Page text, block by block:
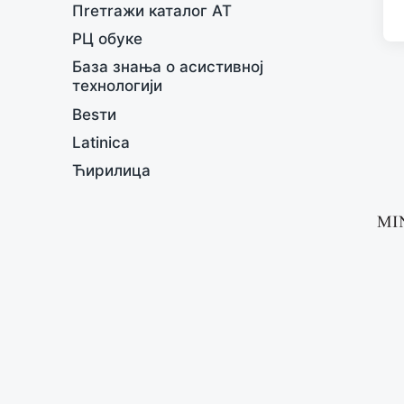
Пreтrажи каталог АТ
РЦ обукe
База знања о асистивној
тeхнологији
Вesти
Latinica
Ћирилица